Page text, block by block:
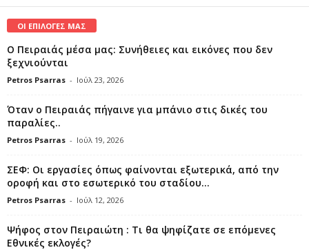
ΟΙ ΕΠΙΛΟΓΕΣ ΜΑΣ
Ο Πειραιάς μέσα μας: Συνήθειες και εικόνες που δεν
ξεχνιούνται
Petros Psarras - Ιούλ 23, 2026
Όταν ο Πειραιάς πήγαινε για μπάνιο στις δικές του
παραλίες..
Petros Psarras - Ιούλ 19, 2026
ΣΕΦ: Οι εργασίες όπως φαίνονται εξωτερικά, από την
οροφή και στο εσωτερικό του σταδίου...
Petros Psarras - Ιούλ 12, 2026
Ψήφος στον Πειραιώτη : Τι θα ψηφίζατε σε επόμενες
Εθνικές εκλογές?